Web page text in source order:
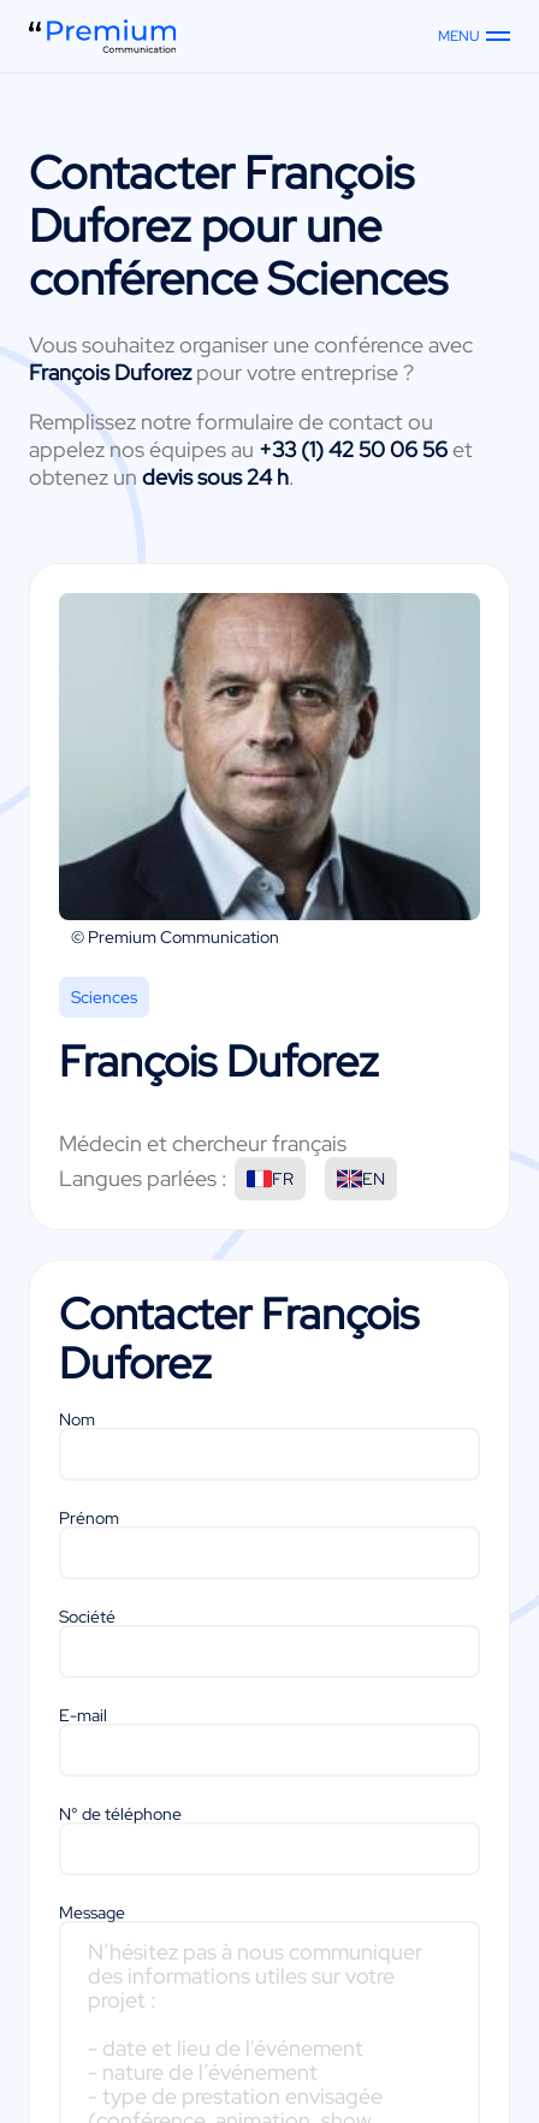
MENU
ContacterFrançois
Duforezpour une
conférence Sciences
Vous souhaitez organiser une conférence avec
François Duforezpour votre entreprise ?
Remplissez notre formulaire de contact ou
appelez nos équipes au +33 (1) 42 50 06 56et
obtenez un devis sous 24 h.
© Premium Communication
Sciences
François Duforez
Médecin et chercheur français
Langues parlées :
FR EN
ContacterFrançois
Duforez
Nom
Prénom
Société
E-mail
N° de téléphone
Message